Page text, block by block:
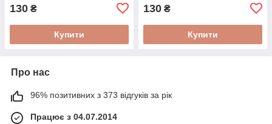
130 ₴
Купити
130 ₴
Купити
Про нас
96% позитивних з 373 відгуків за рік
Працює з 04.07.2014